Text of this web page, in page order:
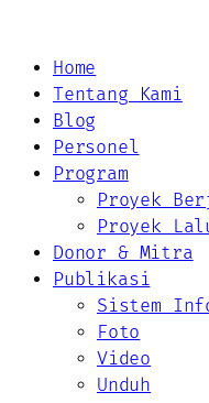
Home
Tentang Kami
Blog
Personel
Program
Proyek
Proyek
Donor & Mitra
Publikasi
Sistem
Foto
Video
Unduh